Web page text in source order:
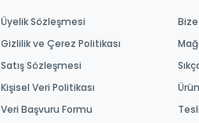
Üyelik Sözleşmesi
Gizlilik ve Çerez Politikası
Satış Sözleşmesi
Kişisel Veri Politikası
Veri Başvuru Formu
Bize